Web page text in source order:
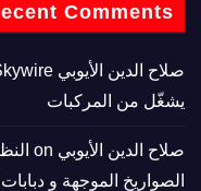
Comments
صلاح الدين الأيوبي
يشغّل من المركبات
صلاح الدين الأيوبي
الصواريخ الموجهة و